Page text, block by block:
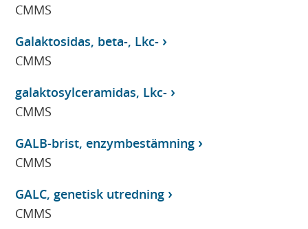
CMMS
Galaktosidas, beta-, Lkc-
CMMS
galaktosylceramidas, Lkc-
CMMS
GALB-brist, enzymbestämning
CMMS
GALC, genetisk utredning
CMMS